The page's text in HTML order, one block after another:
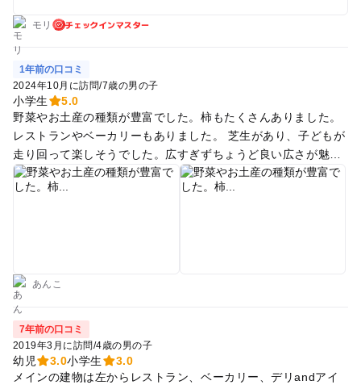
モリ チェックインマスター
1年前の口コミ
2024年10月に訪問/7歳の男の子
小学生
5.0
野菜やお土産の種類が豊富でした。柿もたくさんありました。
レストランやベーカリーもありました。 芝生があり、子どもが
走り回って楽しそうでした。広すぎずちょうど良い広さが魅力
的でした。
あんこ
7年前の口コミ
2019年3月に訪問/4歳の男の子
幼児 3.0小学生
3.0
メインの建物は左からレストラン、ベーカリー、デリandアイ